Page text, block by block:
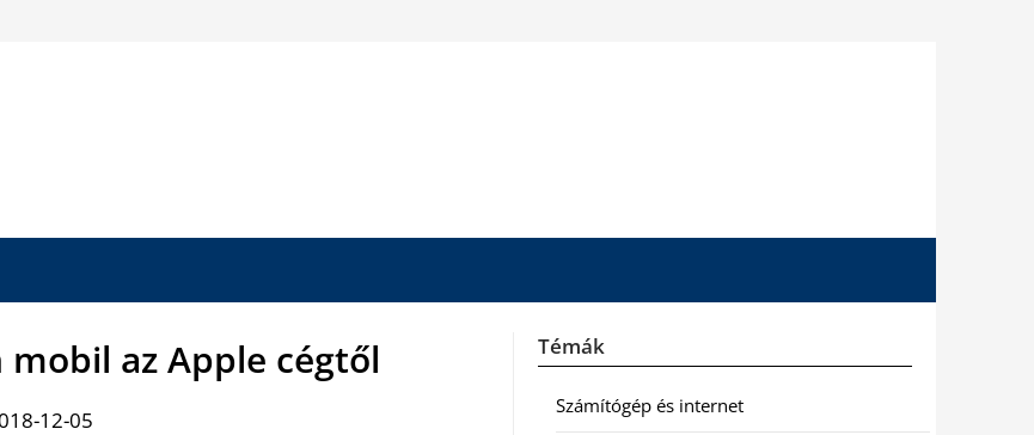
az Apple cégtől
12-05
Témák
Számítógép és internet